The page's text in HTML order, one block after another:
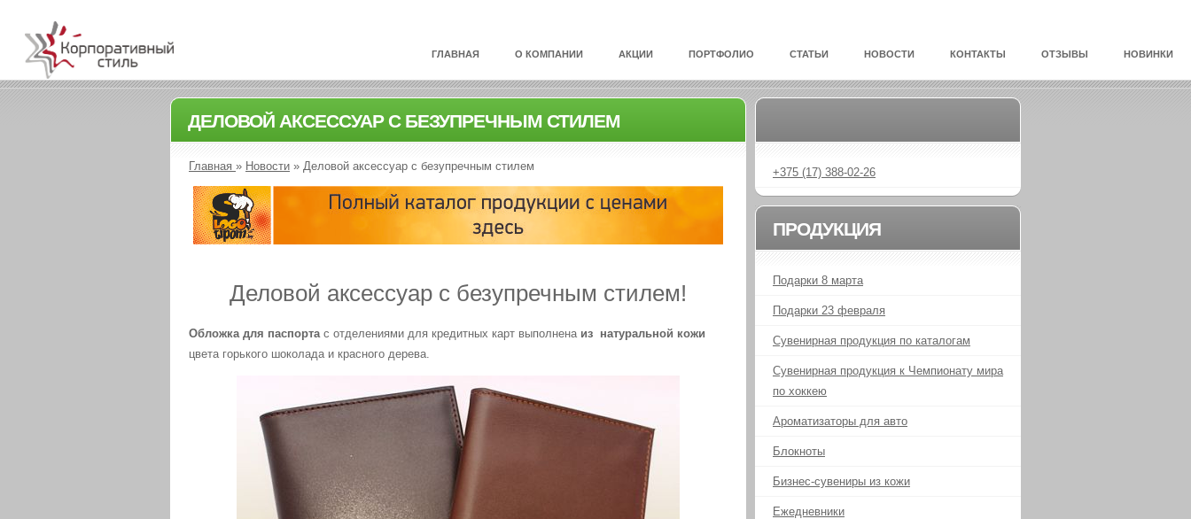
ГЛАВНАЯ О КОМПАНИИ АКЦИИ ПОРТФОЛИО СТАТЬИ НОВОСТИ КОНТАКТЫ ОТЗЫВЫ НОВИНКИ
ДЕЛОВОЙ АКСЕССУАР С БЕЗУПРЕЧНЫМ СТИЛЕМ
Главная » Новости » Деловой аксессуар с безупречным стилем
Деловой аксессуар с безупречным стилем!
Обложка для паспорта с отделениями для кредитных карт выполнена из натуральной кожи
цвета горького шоколада и красного дерева.
+375 (17) 388-02-26
ПРОДУКЦИЯ
Подарки 8 марта
Подарки 23 февраля
Сувенирная продукция по каталогам
Сувенирная продукция к Чемпионату мира
по хоккею
Ароматизаторы для авто
Блокноты
Бизнес-сувениры из кожи
Ежедневники